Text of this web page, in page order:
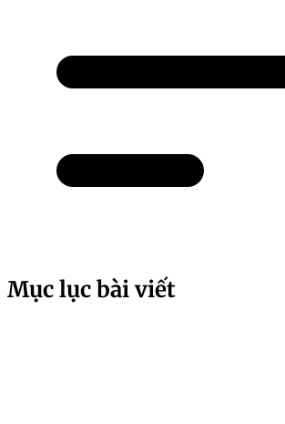
Mục lục bài viết